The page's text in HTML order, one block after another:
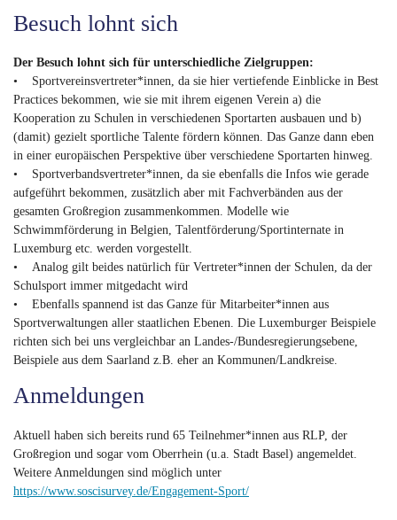
Besuch lohnt sich
Der Besuch lohnt sich für unterschiedliche Zielgruppen:
• Sportvereinsvertreter*innen, da sie hier vertiefende Einblicke in Best
Practices bekommen, wie sie mit ihrem eigenen Verein a) die
Kooperation zu Schulen in verschiedenen Sportarten ausbauen und b)
(damit) gezielt sportliche Talente fördern können. Das Ganze dann eben
in einer europäischen Perspektive über verschiedene Sportarten hinweg.
• Sportverbandsvertreter*innen, da sie ebenfalls die Infos wie gerade
aufgeführt bekommen, zusätzlich aber mit Fachverbänden aus der
gesamten Großregion zusammenkommen. Modelle wie
Schwimmförderung in Belgien, Talentförderung/Sportinternate in
Luxemburg etc. werden vorgestellt.
• Analog gilt beides natürlich für Vertreter*innen der Schulen, da der
Schulsport immer mitgedacht wird
• Ebenfalls spannend ist das Ganze für Mitarbeiter*innen aus
Sportverwaltungen aller staatlichen Ebenen. Die Luxemburger Beispiele
richten sich bei uns vergleichbar an Landes-/Bundesregierungsebene,
Beispiele aus dem Saarland z.B. eher an Kommunen/Landkreise.
Anmeldungen
Aktuell haben sich bereits rund 65 Teilnehmer*innen aus RLP, der
Großregion und sogar vom Oberrhein (u.a. Stadt Basel) angemeldet.
Weitere Anmeldungen sind möglich unter
https://www.soscisurvey.de/Engagement-Sport/